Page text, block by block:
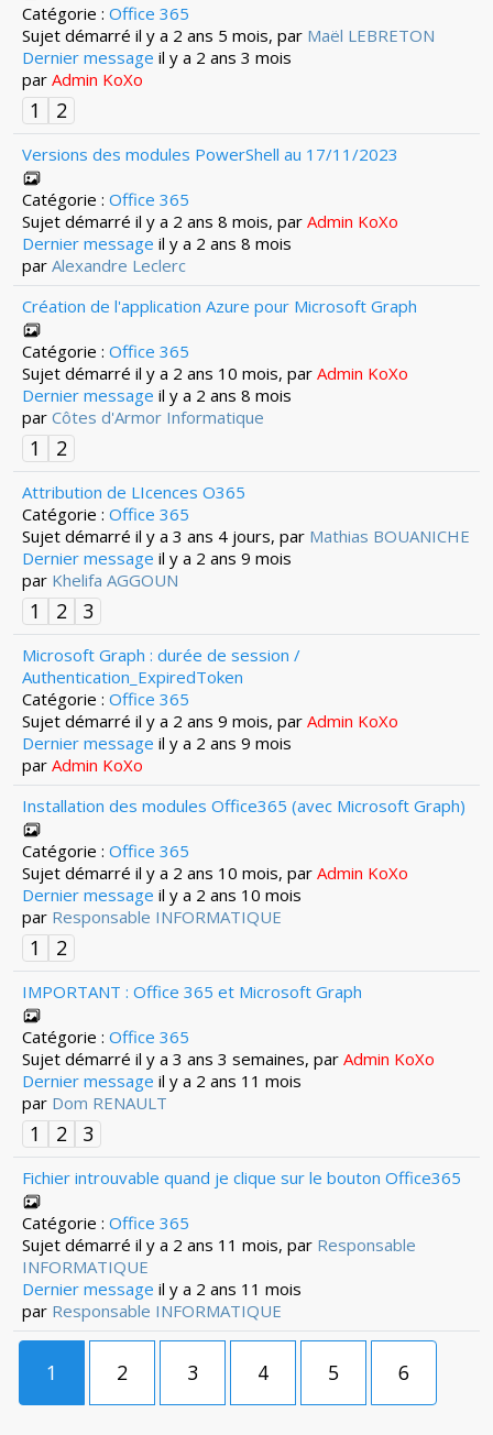
Catégorie : Office 365
Sujet démarré il y a 2 ans 5 mois, par Maël LEBRETON
Dernier message il y a 2 ans 3 mois
par Admin KoXo
1 2
Versions des modules PowerShell au 17/11/2023
Catégorie : Office 365
Sujet démarré il y a 2 ans 8 mois, par Admin KoXo
Dernier message il y a 2 ans 8 mois
par Alexandre Leclerc
Création de l'application Azure pour Microsoft Graph
Catégorie : Office 365
Sujet démarré il y a 2 ans 10 mois, par Admin KoXo
Dernier message il y a 2 ans 8 mois
par Côtes d'Armor Informatique
1 2
Attribution de LIcences O365
Catégorie : Office 365
Sujet démarré il y a 3 ans 4 jours, par Mathias BOUANICHE
Dernier message il y a 2 ans 9 mois
par Khelifa AGGOUN
1 2 3
Microsoft Graph : durée de session /
Authentication_ExpiredToken
Catégorie : Office 365
Sujet démarré il y a 2 ans 9 mois, par Admin KoXo
Dernier message il y a 2 ans 9 mois
par Admin KoXo
Installation des modules Office365 (avec Microsoft Graph)
Catégorie : Office 365
Sujet démarré il y a 2 ans 10 mois, par Admin KoXo
Dernier message il y a 2 ans 10 mois
par Responsable INFORMATIQUE
1 2
IMPORTANT : Office 365 et Microsoft Graph
Catégorie : Office 365
Sujet démarré il y a 3 ans 3 semaines, par Admin KoXo
Dernier message il y a 2 ans 11 mois
par Dom RENAULT
1 2 3
Fichier introuvable quand je clique sur le bouton Office365
Catégorie : Office 365
Sujet démarré il y a 2 ans 11 mois, par Responsable
INFORMATIQUE
Dernier message il y a 2 ans 11 mois
par Responsable INFORMATIQUE
1 2 3 4 5 6